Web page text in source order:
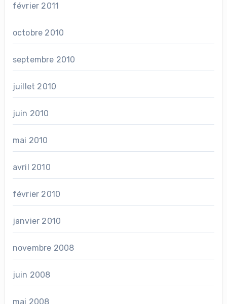
février 2011
octobre 2010
septembre 2010
juillet 2010
juin 2010
mai 2010
avril 2010
février 2010
janvier 2010
novembre 2008
juin 2008
mai 2008